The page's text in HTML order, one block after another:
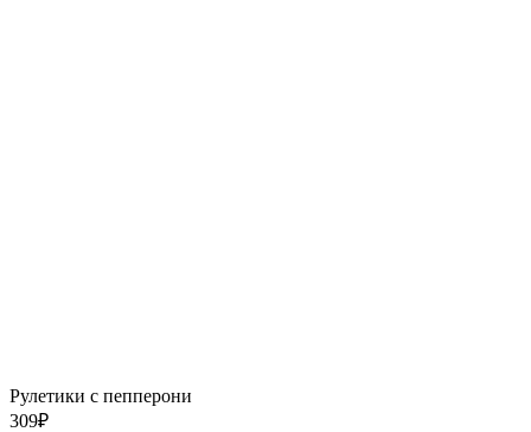
Рулетики с пепперони
309₽